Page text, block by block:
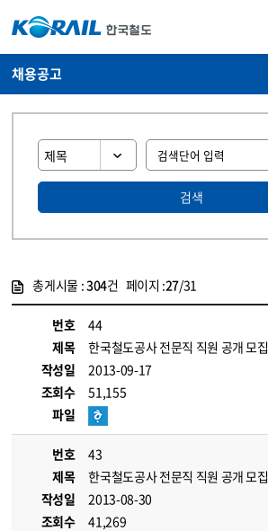
채용공고
검색
총게시물 :304건 페이지 :27/31
번호
44
제목
한국철도공사 전문직 직원 공개 모집
작성일
2013-09-17
조회수
51,155
파일
번호
43
제목
한국철도공사 전문직 직원 공개 모집
작성일
2013-08-30
조회수
41,269